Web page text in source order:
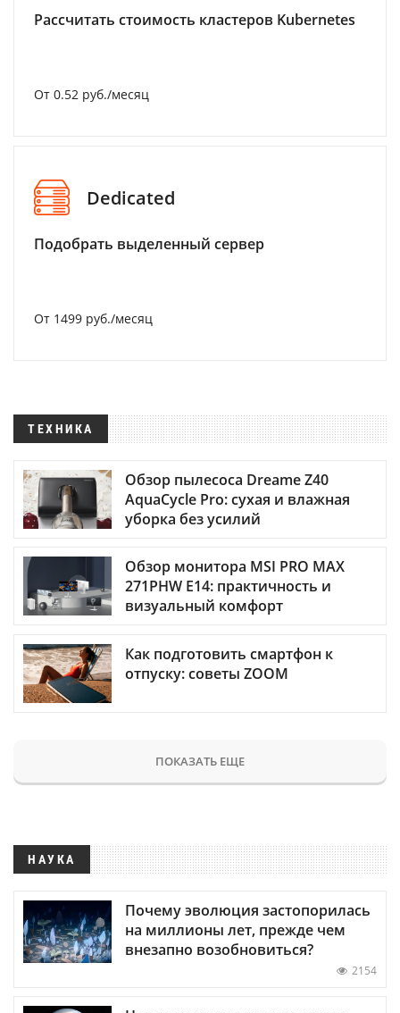
Рассчитать стоимость кластеров Kubernetes
От 0.52 руб./месяц
Dedicated
Подобрать выделенный сервер
От 1499 руб./месяц
ТЕХНИКА
Обзор пылесоса Dreame Z40
AquaCycle Pro: сухая и влажная
уборка без усилий
Обзор монитора MSI PRO MAX
271PHW E14: практичность и
визуальный комфорт
Как подготовить смартфон к
отпуску: советы ZOOM
ПОКАЗАТЬ ЕЩЕ
НАУКА
Почему эволюция застопорилась
на миллионы лет, прежде чем
внезапно возобновиться?
2154